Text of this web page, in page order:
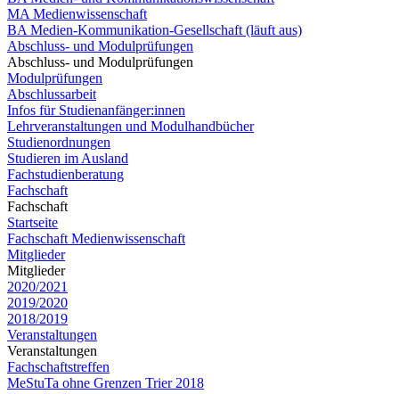
MA Medienwissenschaft
BA Medien-Kommunikation-Gesellschaft (läuft aus)
Abschluss- und Modulprüfungen
Abschluss- und Modulprüfungen
Modulprüfungen
Abschlussarbeit
Infos für Studienanfänger:innen
Lehrveranstaltungen und Modulhandbücher
Studienordnungen
Studieren im Ausland
Fachstudienberatung
Fachschaft
Fachschaft
Startseite
Fachschaft Medienwissenschaft
Mitglieder
Mitglieder
2020/2021
2019/2020
2018/2019
Veranstaltungen
Veranstaltungen
Fachschaftstreffen
MeStuTa ohne Grenzen Trier 2018